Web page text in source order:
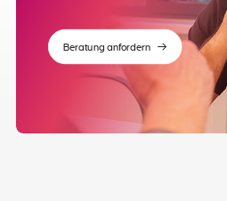
Beratung anfordern